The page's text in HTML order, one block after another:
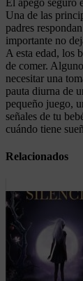
El apego seguro
Una de las
padres
importante no
A esta edad, los
de comer.
necesitar una
pauta diurna de
pequeño juego,
señales de tu
cuándo tiene
Relacionados